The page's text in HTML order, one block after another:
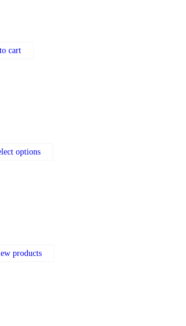
cart
options
products